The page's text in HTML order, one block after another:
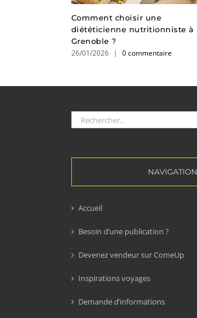
Comment choisir une
diététicienne nutritionniste à
Grenoble ?
26/01/2026 | 0 commentaire
Rechercher:
NAVIGATION
Accueil
Besoin d’une publication ?
Devenez vendeur sur ComeUp
Inspirations voyages
Demande d’informations